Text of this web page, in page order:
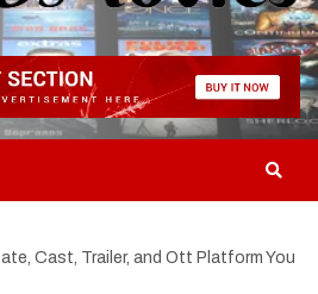
Cast, Trailer, and Ott Platform You